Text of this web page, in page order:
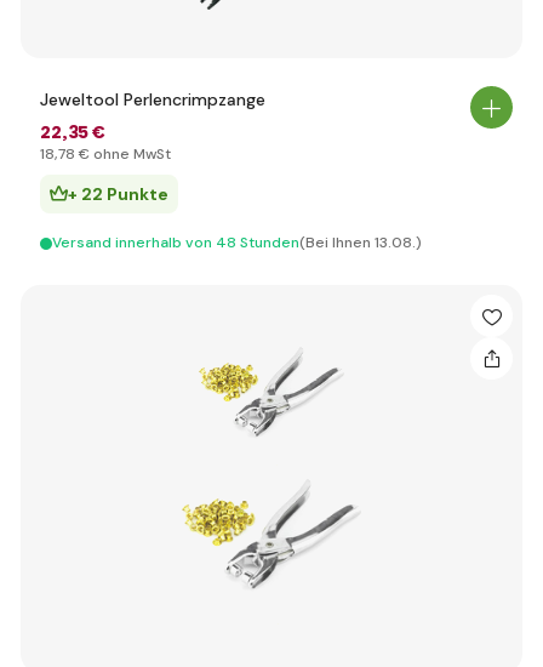
Jeweltool Perlencrimpzange
22,35 €
18,78 € ohne MwSt
+ 22 Punkte
Versand innerhalb von 48 Stunden(Bei Ihnen 13.08.)